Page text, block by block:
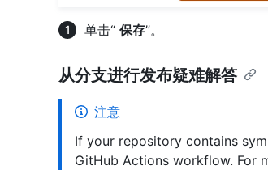
单击“ 保存”。
从分支进行发布疑难解答
注意
If your repository contains
GitHub Actions workflow. For